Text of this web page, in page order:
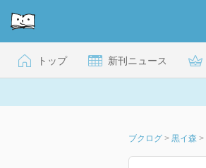
トップ 新刊ニュース
ブクログ > 黒イ森 >